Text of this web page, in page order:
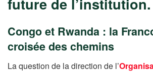
future de l’institution.
Congo et Rwanda : la
croisée des chemins
La question de la direction de l’